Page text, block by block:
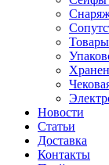
Новости
Статьи
Доставка
Контакты